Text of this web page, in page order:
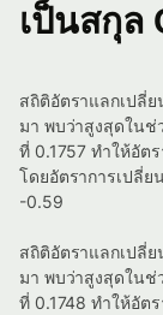
เป็นสกุล
สถิติอัตราแลกเปลี่
มา พบว่าสูงสุดในช่
ที่ 0.1757 ทำให้อัต
โดยอัตราการเปลี่ย
-0.59
สถิติอัตราแลกเปลี่
มา พบว่าสูงสุดในช่
ที่ 0.1748 ทำให้อัต